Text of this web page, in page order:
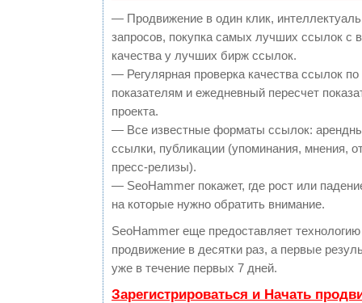
— Продвижение в один клик,
запросов, покупка самых лучших ссылок с
качества у лучших бирж ссылок.
— Регулярная проверка качества ссылок
показателям и ежедневный пересчет
проекта.
— Все известные форматы ссылок:
ссылки, публикации (упоминания, мнения,
пресс-релизы).
— SeoHammer покажет, где рост или
на которые нужно обратить внимание.
SeoHammer еще предоставляет
продвижение в десятки раз, а первые
уже в течение первых 7 дней.
Зарегистрироваться и Начать